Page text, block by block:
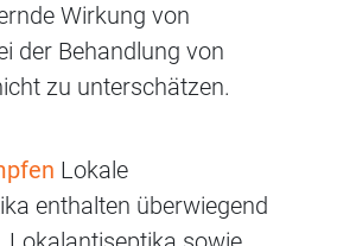
Wirkung von
der Behandlung von
zu unterschätzen.
Lokale
enthalten überwiegend